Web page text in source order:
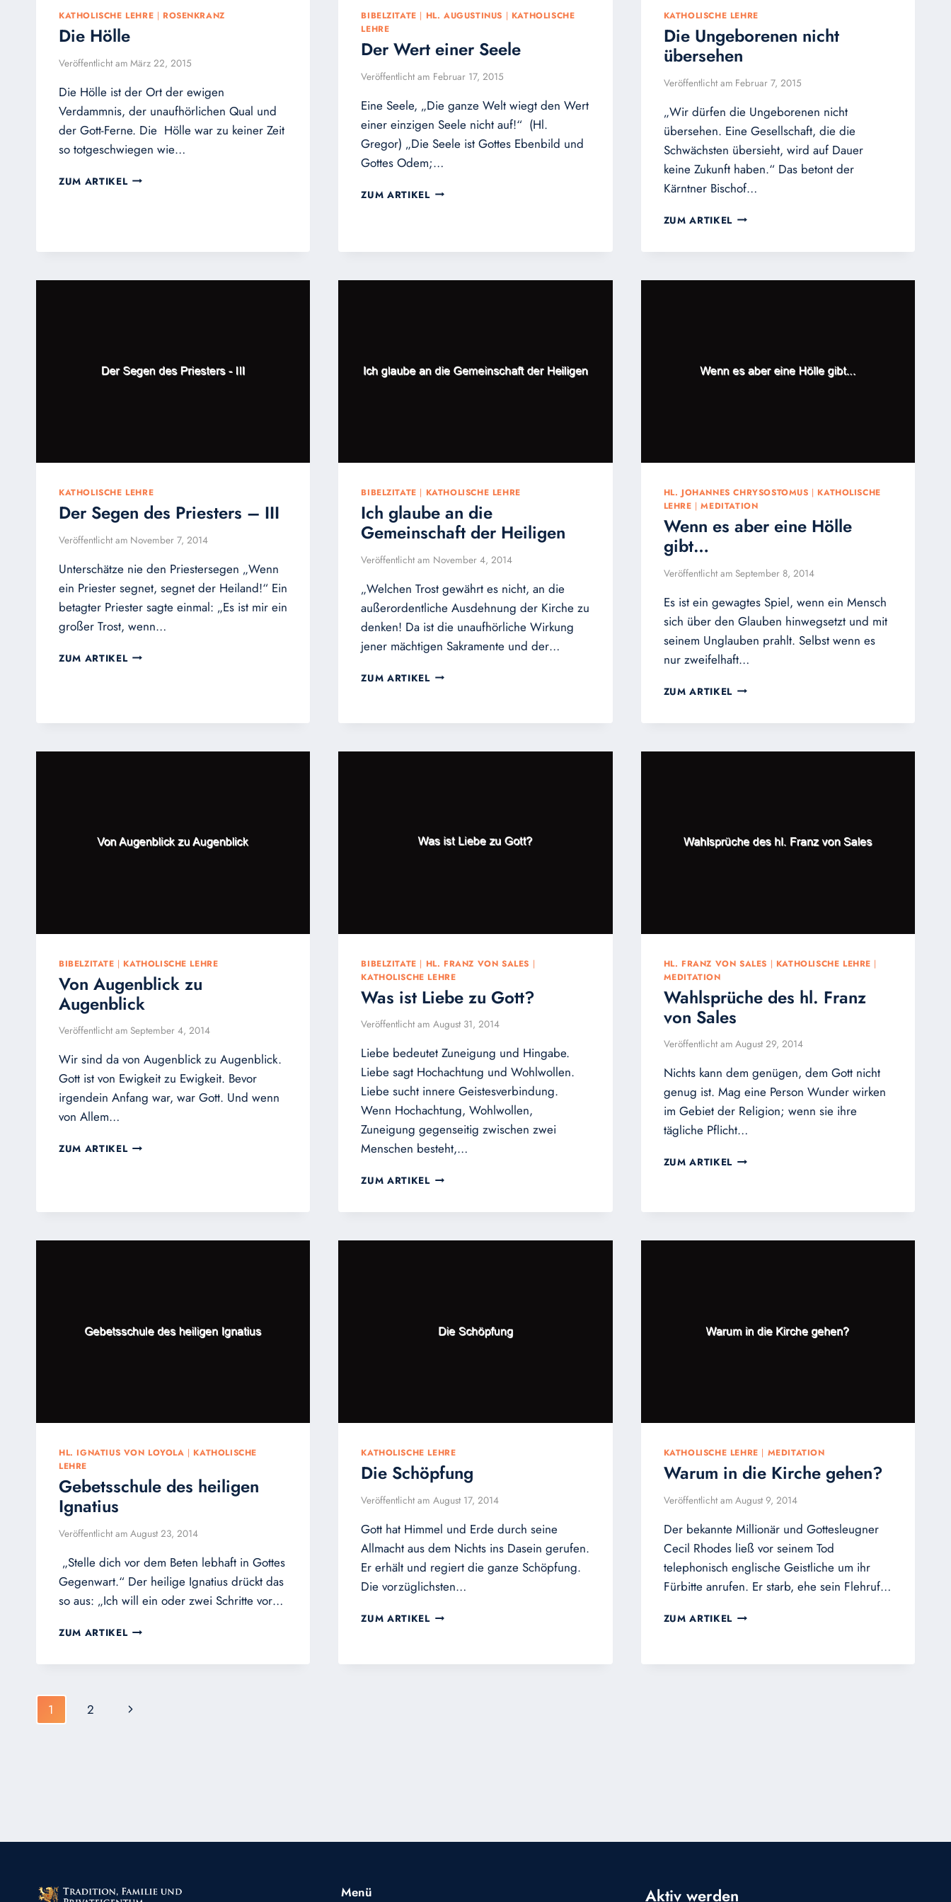
KATHOLISCHE LEHRE | ROSENKRANZ
Die Hölle
Veröffentlicht am März 22, 2015
Die Hölle ist der Ort der ewigen
Verdammnis, der unaufhörlichen Qual und
der Gott-Ferne. Die Hölle war zu keiner Zeit
so totgeschwiegen wie…
ZUM ARTIKEL DIE
BIBELZITATE | HL. AUGUSTINUS | KATHOLISCHE
LEHRE
Der Wert einer Seele
Veröffentlicht am Februar 17, 2015
Eine Seele, „Die ganze Welt wiegt den Wert
einer einzigen Seele nicht auf!“ (Hl.
Gregor) „Die Seele ist Gottes Ebenbild und
Gottes Odem;…
ZUM ARTIKEL DER
KATHOLISCHE LEHRE
Die Ungeborenen nicht
übersehen
Veröffentlicht am Februar 7, 2015
„Wir dürfen die Ungeborenen nicht
übersehen. Eine Gesellschaft, die die
Schwächsten übersieht, wird auf Dauer
keine Zukunft haben.“ Das betont der
Kärntner Bischof…
ZUM ARTIKEL DIE
KATHOLISCHE LEHRE
Der Segen des Priesters – III
Veröffentlicht am November 7, 2014
Unterschätze nie den Priestersegen „Wenn
ein Priester segnet, segnet der Heiland!“ Ein
betagter Priester sagte einmal: „Es ist mir ein
großer Trost, wenn…
ZUM ARTIKEL DER
BIBELZITATE | KATHOLISCHE LEHRE
Ich glaube an die
Gemeinschaft der Heiligen
Veröffentlicht am November 4, 2014
„Welchen Trost gewährt es nicht, an die
außerordentliche Ausdehnung der Kirche zu
denken! Da ist die unaufhörliche Wirkung
jener mächtigen Sakramente und der…
ZUM ARTIKEL ICH
DER
HL. JOHANNES CHRYSOSTOMUS | KATHOLISCHE
LEHRE |MEDITATION
Wenn es aber eine Hölle
gibt…
Veröffentlicht am September 8, 2014
Es ist ein gewagtes Spiel, wenn ein Mensch
sich über den Glauben hinwegsetzt und mit
seinem Unglauben prahlt. Selbst wenn es
nur zweifelhaft…
ZUM ARTIKEL WENN
BIBELZITATE | KATHOLISCHE LEHRE
Von Augenblick zu
Augenblick
Veröffentlicht am September 4, 2014
Wir sind da von Augenblick zu Augenblick.
Gott ist von Ewigkeit zu Ewigkeit. Bevor
irgendein Anfang war, war Gott. Und wenn
von Allem…
ZUM ARTIKEL VON
BIBELZITATE | HL. FRANZ VON SALES |
KATHOLISCHE LEHRE
Was ist Liebe zu Gott?
Veröffentlicht am August 31, 2014
Liebe bedeutet Zuneigung und Hingabe.
Liebe sagt Hochachtung und Wohlwollen.
Liebe sucht innere Geistesverbindung.
Wenn Hochachtung, Wohlwollen,
Zuneigung gegenseitig zwischen zwei
Menschen besteht,…
ZUM ARTIKEL WAS
HL. FRANZ VON SALES | KATHOLISCHE LEHRE |
MEDITATION
Wahlsprüche des hl. Franz
von Sales
Veröffentlicht am August 29, 2014
Nichts kann dem genügen, dem Gott nicht
genug ist. Mag eine Person Wunder wirken
im Gebiet der Religion; wenn sie ihre
tägliche Pflicht…
ZUM ARTIKEL WAHLSPRÜCHE
HL. IGNATIUS VON LOYOLA | KATHOLISCHE
LEHRE
Gebetsschule des heiligen
Ignatius
Veröffentlicht am August 23, 2014
„Stelle dich vor dem Beten lebhaft in Gottes
Gegenwart.“ Der heilige Ignatius drückt das
so aus: „Ich will ein oder zwei Schritte vor…
ZUM ARTIKEL GEBETSSCHULE
KATHOLISCHE LEHRE
Die Schöpfung
Veröffentlicht am August 17, 2014
Gott hat Himmel und Erde durch seine
Allmacht aus dem Nichts ins Dasein gerufen.
Er erhält und regiert die ganze Schöpfung.
Die vorzüglichsten…
ZUM ARTIKEL DIE
KATHOLISCHE LEHRE | MEDITATION
Warum in die Kirche gehen?
Veröffentlicht am August 9, 2014
Der bekannte Millionär und Gottesleugner
Cecil Rhodes ließ vor seinem Tod
telephonisch englische Geistliche um ihr
Fürbitte anrufen. Er starb, ehe sein Flehruf…
ZUM ARTIKEL WARUM
Seitennavigation
1 2
Nächste
Menü
Aktiv werden